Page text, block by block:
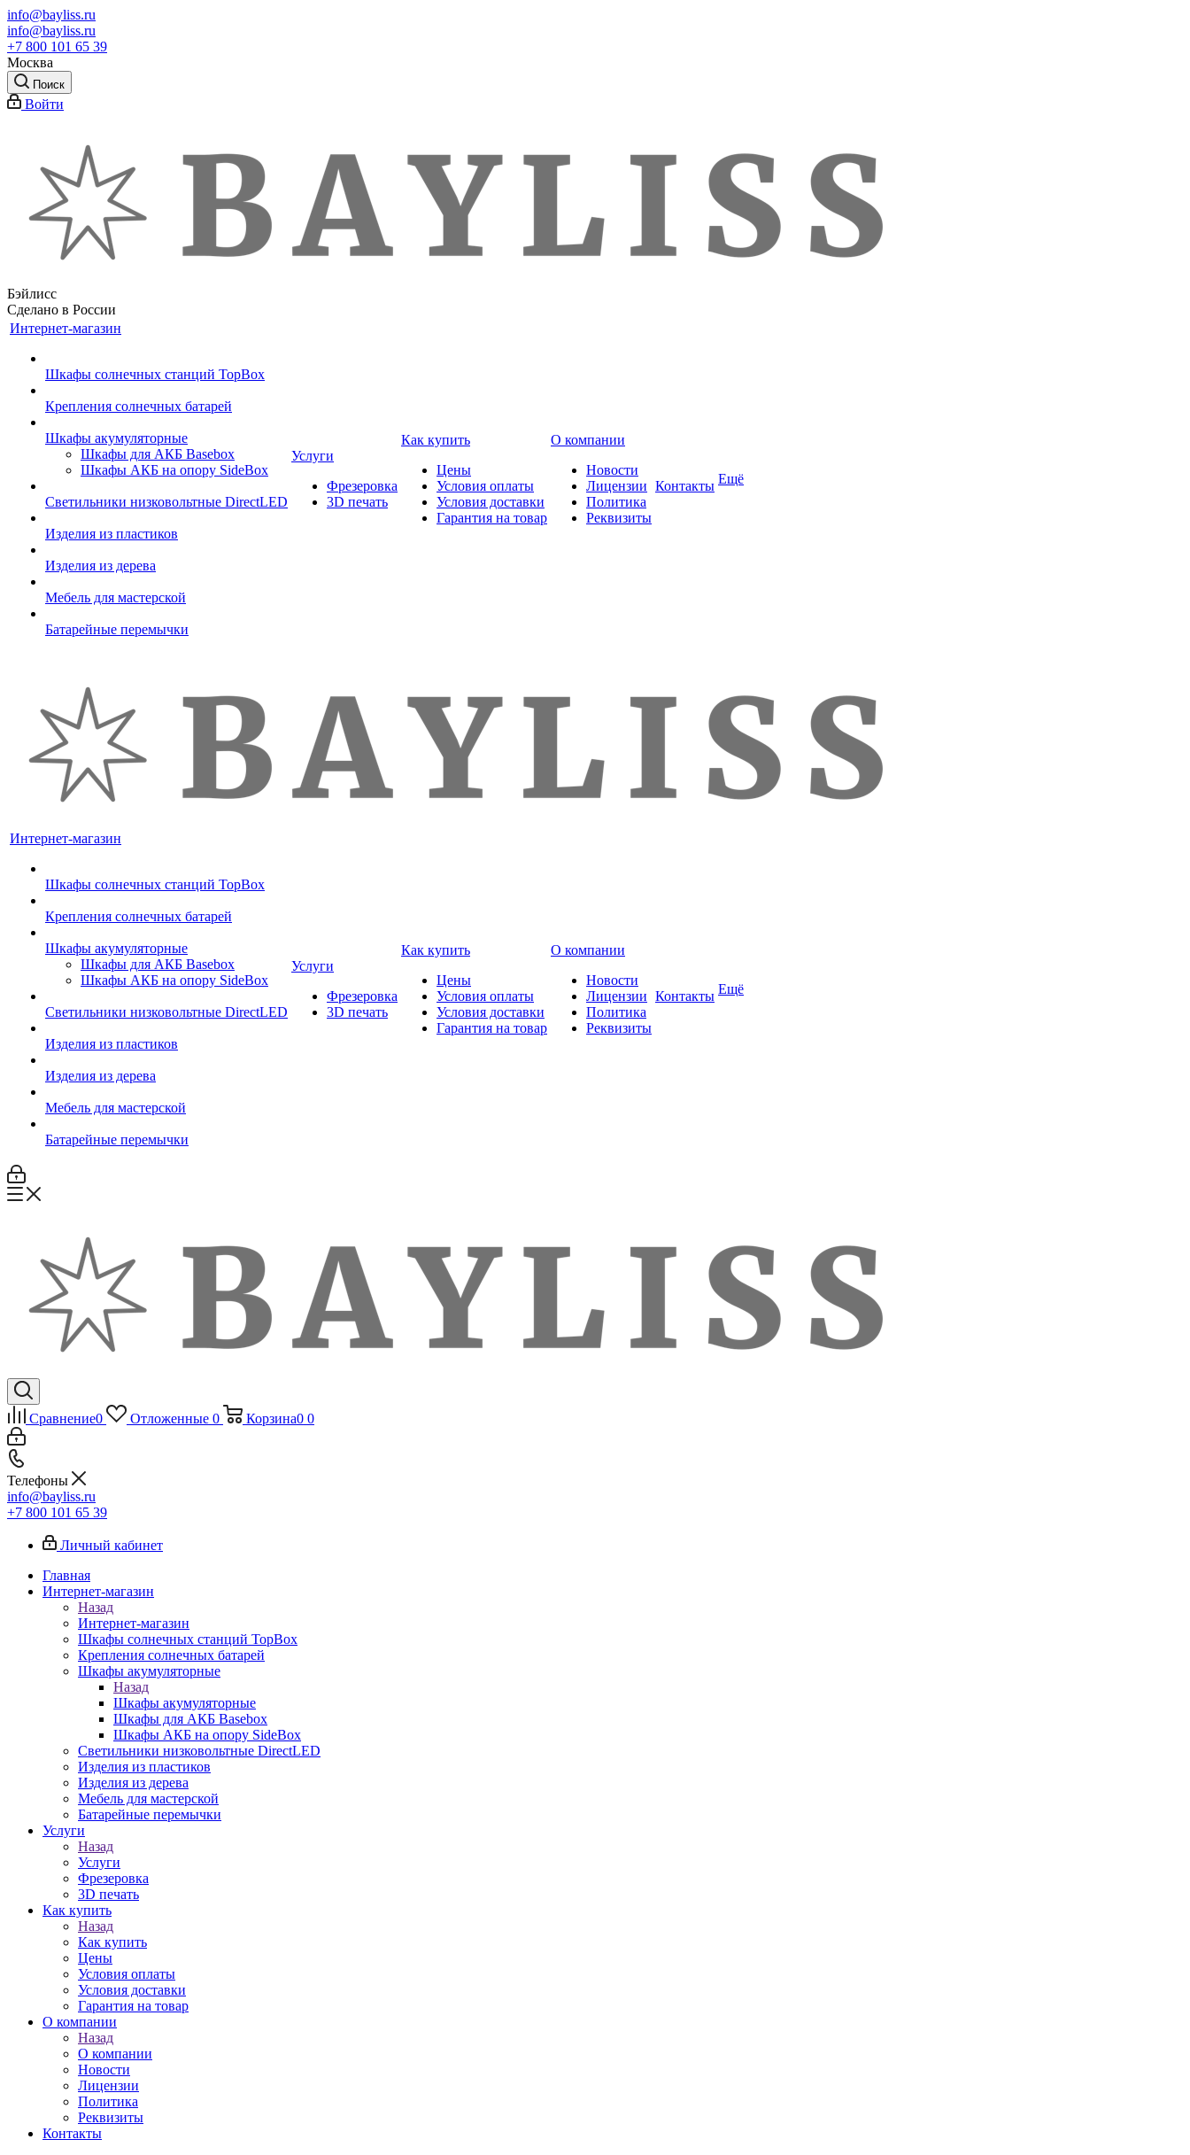
info@bayliss.ru
info@bayliss.ru
+7 800 101 65 39
Москва
Поиск
Войти
Бэйлисс
Сделано в России
Интернет-магазин
Шкафы солнечных станций TopBox
Крепления солнечных батарей
Шкафы акумуляторные
Шкафы для АКБ Basebox
Шкафы АКБ на опору SideBox
Светильники низковольтные DirectLED
Изделия из пластиков
Изделия из дерева
Мебель для мастерской
Батарейные перемычки
Услуги
Фрезеровка
3D печать
Как купить
Цены
Условия оплаты
Условия доставки
Гарантия на товар
О компании
Новости
Лицензии
Политика
Реквизиты
Контакты Ещё
Интернет-магазин
Шкафы солнечных станций TopBox
Крепления солнечных батарей
Шкафы акумуляторные
Шкафы для АКБ Basebox
Шкафы АКБ на опору SideBox
Светильники низковольтные DirectLED
Изделия из пластиков
Изделия из дерева
Мебель для мастерской
Батарейные перемычки
Услуги
Фрезеровка
3D печать
Как купить
Цены
Условия оплаты
Условия доставки
Гарантия на товар
О компании
Новости
Лицензии
Политика
Реквизиты
Контакты Ещё
Сравнение0 Отложенные 0 Корзина0 0
Телефоны
info@bayliss.ru
+7 800 101 65 39
Личный кабинет
Главная
Интернет-магазин
Назад
Интернет-магазин
Шкафы солнечных станций TopBox
Крепления солнечных батарей
Шкафы акумуляторные
Назад
Шкафы акумуляторные
Шкафы для АКБ Basebox
Шкафы АКБ на опору SideBox
Светильники низковольтные DirectLED
Изделия из пластиков
Изделия из дерева
Мебель для мастерской
Батарейные перемычки
Услуги
Назад
Услуги
Фрезеровка
3D печать
Как купить
Назад
Как купить
Цены
Условия оплаты
Условия доставки
Гарантия на товар
О компании
Назад
О компании
Новости
Лицензии
Политика
Реквизиты
Контакты